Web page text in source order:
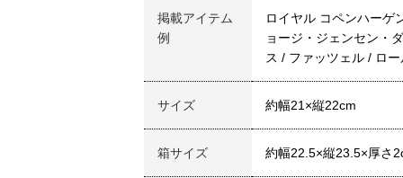
掲載アイテム
例
ロイヤル コペンハーゲ
ョージ・ジェンセン・
ス / ファッツェル / ロ
サイズ 約幅21×縦22cm
箱サイズ 約幅22.5×縦23.5×厚さ